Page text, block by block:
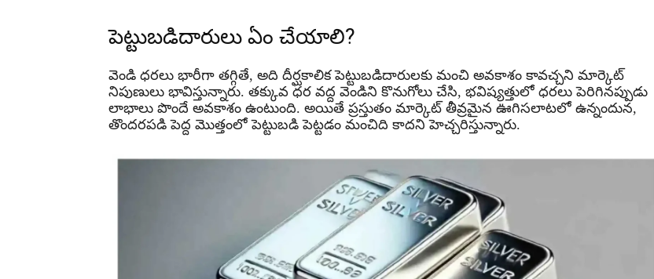
పెట్టుబడిదారులు ఏం చేయాలి?
వెండి ధరలు భారీగా తగ్గితే, అది దీర్ఘకాలిక పెట్టుబడిదారులకు మంచి అవకాశం కావచ్చని మార్కెట్
నిపుణులు భావిస్తున్నారు. తక్కువ ధర వద్ద వెండిని కొనుగోలు చేసి, భవిష్యత్తులో ధరలు పెరిగినప్పుడు
లాభాలు పొందే అవకాశం ఉంటుంది. అయితే ప్రస్తుతం మార్కెట్ తీవ్రమైన ఊగిసలాటలో ఉన్నందున,
తొందరపడి పెద్ద మొత్తంలో పెట్టుబడి పెట్టడం మంచిది కాదని హెచ్చరిస్తున్నారు.